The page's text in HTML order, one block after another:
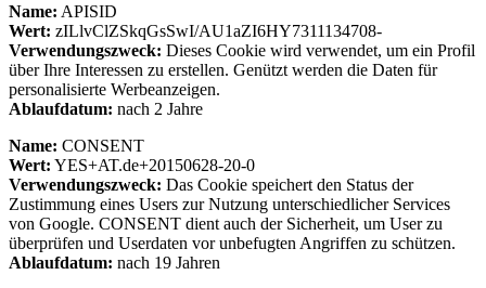
Name: APISID
Wert: zILlvClZSkqGsSwI/AU1aZI6HY7311134708-
Verwendungszweck: Dieses Cookie wird verwendet, um ein Profil
über Ihre Interessen zu erstellen. Genützt werden die Daten für
personalisierte Werbeanzeigen.
Ablaufdatum: nach 2 Jahre
Name: CONSENT
Wert: YES+AT.de+20150628-20-0
Verwendungszweck: Das Cookie speichert den Status der
Zustimmung eines Users zur Nutzung unterschiedlicher Services
von Google. CONSENT dient auch der Sicherheit, um User zu
überprüfen und Userdaten vor unbefugten Angriffen zu schützen.
Ablaufdatum: nach 19 Jahren